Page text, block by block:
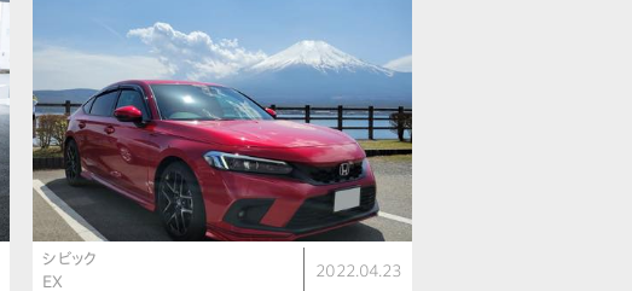
シビック
EX
2022.04.23